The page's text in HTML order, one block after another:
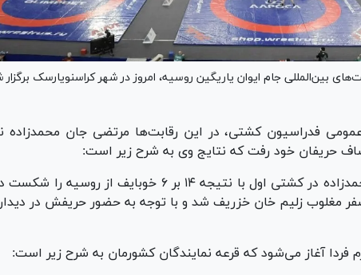
بین‌المللی جام ایوان یاریگین روسیه، امروز در شهر کراسنویارسک
فدراسیون کشتی، در این رقابت‌ها مرتضی جان محمدزاده
در وزن ۱۲۵ کیلوگرم مرتضی جان محمدزاده در کشتی اول با نتیجه ۱۴ بر ۶ خوبایف از
یک چهارم با نتیجه ۱۱ بر صفر مغلوب زلیم خان خزریف شد و با توجه به حضور حریفش در